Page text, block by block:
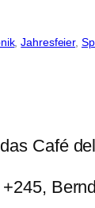
, Jahresfeier,
Café